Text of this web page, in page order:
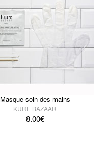
Masque soin des mains
KURE BAZAAR
8.00€